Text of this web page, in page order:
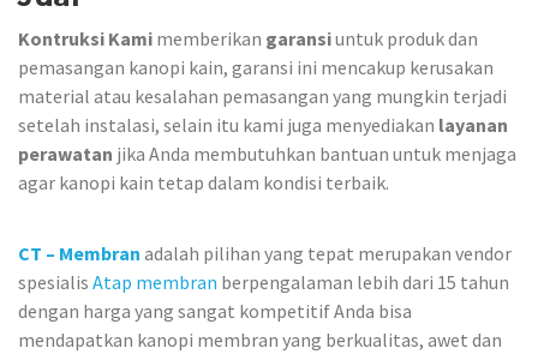
Kontruksi Kami memberikan garansiuntuk produk dan
pemasangan kanopi kain, garansi ini mencakup kerusakan
material atau kesalahan pemasangan yang mungkin terjadi
setelah instalasi, selain itu kami juga menyediakan layanan
perawatan jika Anda membutuhkan bantuan untuk menjaga
agar kanopi kain tetap dalam kondisi terbaik.
CT – Membran adalah pilihan yang tepat merupakan vendor
spesialis Atap membran berpengalaman lebih dari 15 tahun
dengan harga yang sangat kompetitif Anda bisa
mendapatkan kanopi membran yang berkualitas, awet dan